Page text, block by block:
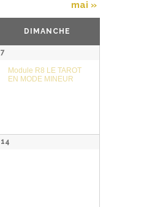
mai »
DIMANCHE
7
Module R8 LE TAROT
EN MODE MINEUR
14